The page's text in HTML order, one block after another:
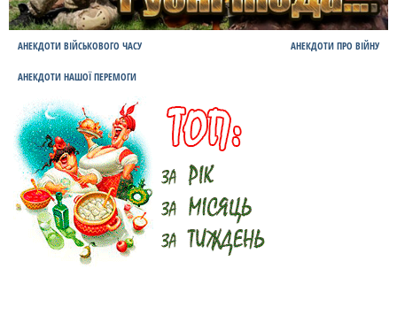
АНЕКДОТИ ВІЙСЬКОВОГО ЧАСУ АНЕКДОТИ ПРО ВІЙНУ
АНЕКДОТИ НАШОЇ ПЕРЕМОГИ